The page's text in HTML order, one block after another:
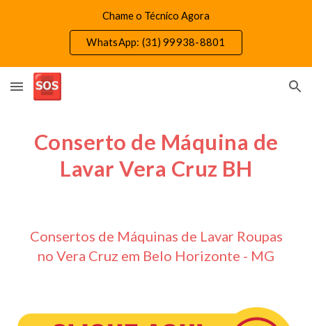
Chame o Técnico Agora
WhatsApp: (31) 99938-8801
Conserto de Máquina de
Lavar Vera Cruz BH
Consertos de Máquinas de Lavar Roupas
no Vera Cruz em Belo Horizonte - MG